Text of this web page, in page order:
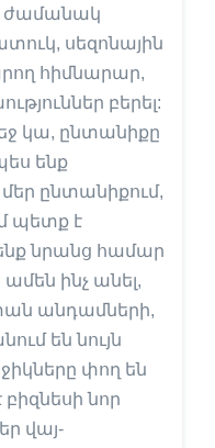
ժամանակ
սեզոնային
հիմնարար,
բերել:
կա, ընտանիքը
ենք
մեր ընտանիքում,
պետք է
նրանց համար
ինչ անել,
անդամների,
են նույն
փող են
նոր
վայ-